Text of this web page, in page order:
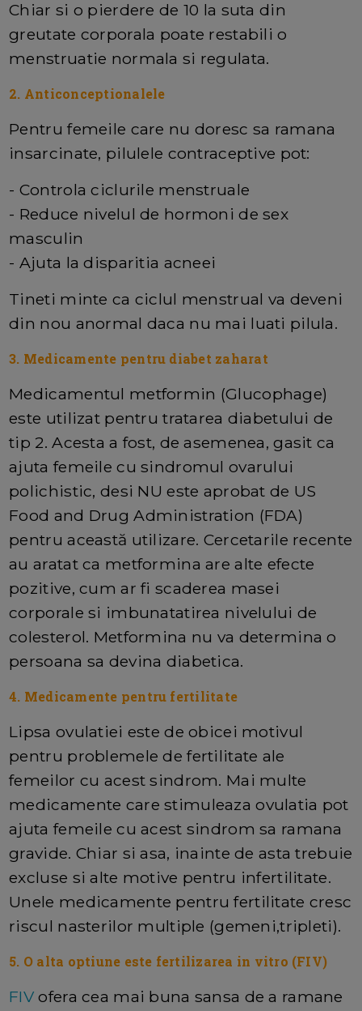
Chiar si o pierdere de 10 la suta din
greutate corporala poate restabili o
menstruatie normala si regulata.
2. Anticonceptionalele
Pentru femeile care nu doresc sa ramana
insarcinate, pilulele contraceptive pot:
- Controla ciclurile menstruale
- Reduce nivelul de hormoni de sex
masculin
- Ajuta la disparitia acneei
Tineti minte ca ciclul menstrual va deveni
din nou anormal daca nu mai luati pilula.
3. Medicamente pentru diabet zaharat
Medicamentul metformin (Glucophage)
este utilizat pentru tratarea diabetului de
tip 2. Acesta a fost, de asemenea, gasit ca
ajuta femeile cu sindromul ovarului
polichistic, desi NU este aprobat de US
Food and Drug Administration (FDA)
pentru această utilizare. Cercetarile recente
au aratat ca metformina are alte efecte
pozitive, cum ar fi scaderea masei
corporale si imbunatatirea nivelului de
colesterol. Metformina nu va determina o
persoana sa devina diabetica.
4. Medicamente pentru fertilitate
Lipsa ovulatiei este de obicei motivul
pentru problemele de fertilitate ale
femeilor cu acest sindrom. Mai multe
medicamente care stimuleaza ovulatia pot
ajuta femeile cu acest sindrom sa ramana
gravide. Chiar si asa, inainte de asta trebuie
excluse si alte motive pentru infertilitate.
Unele medicamente pentru fertilitate cresc
riscul nasterilor multiple (gemeni,tripleti).
5. O alta optiune este fertilizarea in vitro (FIV)
FIV ofera cea mai buna sansa de a ramane